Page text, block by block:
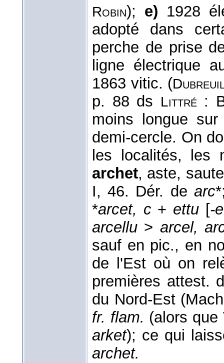
Robin); e) 1928
adopté dans
perche de prise
ligne électrique
1863 vitic. (
p. 88 ds Littré:
moins longue
demi-cercle. On
les localités, les
archet, aste,
I, 46. Dér. de arc
*arcet, c + ettu [-
arcellu > arcel,
sauf en pic., en
de l'Est où on
premières attest.
du Nord-Est
fr. flam. (alors
arket); ce qui
archet.